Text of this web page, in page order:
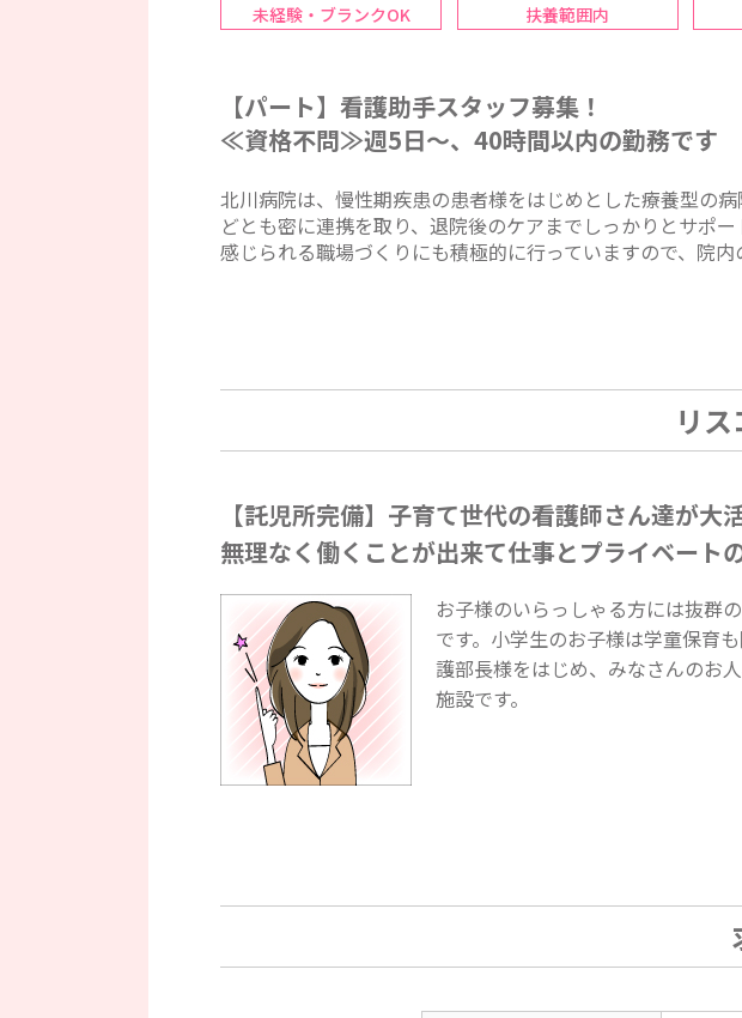
未経験・ブランクOK
扶養範囲内
【パート】看護助手スタッフ募集！
≪資格不問≫週5日～、40時間以内の勤務です
北川病院は、慢性期疾患の患者様をはじめとした療養型の
どとも密に連携を取り、退院後のケアまでしっかりとサポ
感じられる職場づくりにも積極的に行っていますので、院内
リ
【託児所完備】子育て世代の看護師さん達が大
無理なく働くことが出来て仕事とプライベート
お子様のいらっしゃる方には抜群
です。小学生のお子様は学童保育
護部長様をはじめ、みなさんのお
施設です。